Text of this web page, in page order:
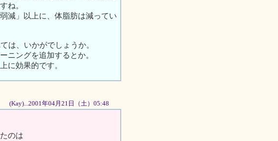
ね。
減」以上に、体脂肪は減ってい
は、いかがでしょうか。
ニングを追加するとか。
に効果的です。
(Kay)...2001年04月21日（土）05:48
のは